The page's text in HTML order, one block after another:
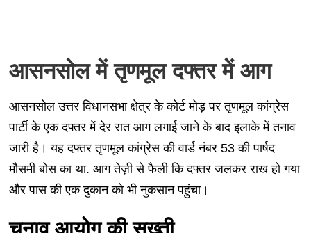
आसनसोल में तृणमूल दफ्तर में आग
आसनसोल उत्तर विधानसभा क्षेत्र के कोर्ट मोड़ पर तृणमूल कांग्रेस
पार्टी के एक दफ्तर में देर रात आग लगाई जाने के बाद इलाके में तनाव
जारी है। यह दफ्तर तृणमूल कांग्रेस की वार्ड नंबर 53 की पार्षद
मौसमी बोस का था. आग तेज़ी से फैली कि दफ्तर जलकर राख हो गया
और पास की एक दुकान को भी नुकसान पहुंचा।